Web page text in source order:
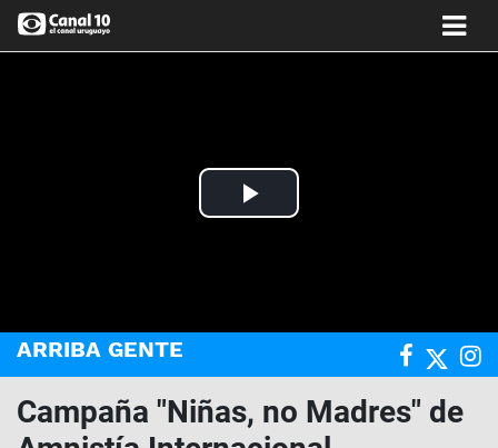
Play
ARRIBA GENTE
Campaña "Niñas, no Madres" de